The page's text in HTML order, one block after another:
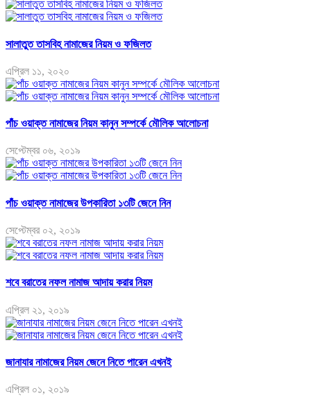
সালাতুত তাসবিহ নামাজের নিয়ম ও ফজিলত
এপ্রিল ১১, ২০২০
পাঁচ ওয়াক্ত নামাজের নিয়ম কানুন সম্পর্কে মৌলিক আলোচনা
সেপ্টেম্বর ০৬, ২০১৯
পাঁচ ওয়াক্ত নামাজের উপকারিতা ১৩টি জেনে নিন
সেপ্টেম্বর ০২, ২০১৯
শবে বরাতের নফল নামাজ আদায় করার নিয়ম
এপ্রিল ২১, ২০১৯
জানাযার নামাজের নিয়ম জেনে নিতে পারেন এখনই
এপ্রিল ০১, ২০১৯